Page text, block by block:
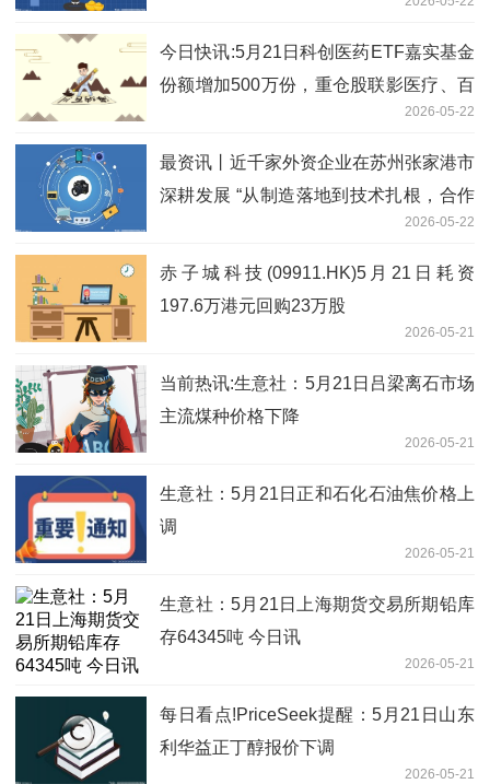
今日快讯:5月21日科创医药ETF嘉实基金
份额增加500万份，重仓股联影医疗、百
2026-05-22
最资讯丨近千家外资企业在苏州张家港市
深耕发展 “从制造落地到技术扎根，合作
2026-05-22
赤子城科技(09911.HK)5月21日耗资
197.6万港元回购23万股
2026-05-21
当前热讯:生意社：5月21日吕梁离石市场
主流煤种价格下降
2026-05-21
生意社：5月21日正和石化石油焦价格上
调
2026-05-21
生意社：5月21日上海期货交易所期铅库
存64345吨 今日讯
2026-05-21
每日看点!PriceSeek提醒：5月21日山东
利华益正丁醇报价下调
2026-05-21